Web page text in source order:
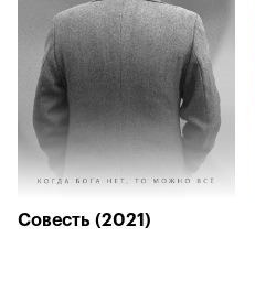
Совесть (2021)